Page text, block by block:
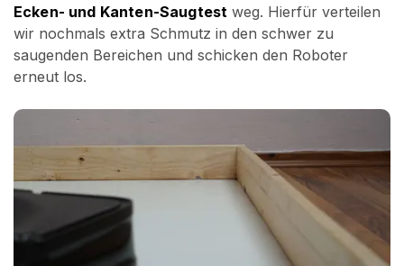
Ecken- und Kanten-Saugtest weg. Hierfür verteilen
wir nochmals extra Schmutz in den schwer zu
saugenden Bereichen und schicken den Roboter
erneut los.